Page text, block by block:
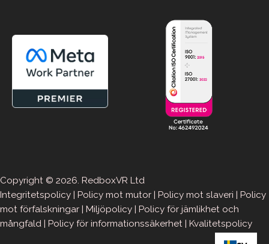
Copyright © 2026. RedboxVR Ltd
Integritetspolicy | Policy mot mutor | Policy mot slaveri | Policy
mot förfalskningar | Miljöpolicy | Policy för jämlikhet och
mångfald | Policy för informationssäkerhet | Kvalitetspolicy